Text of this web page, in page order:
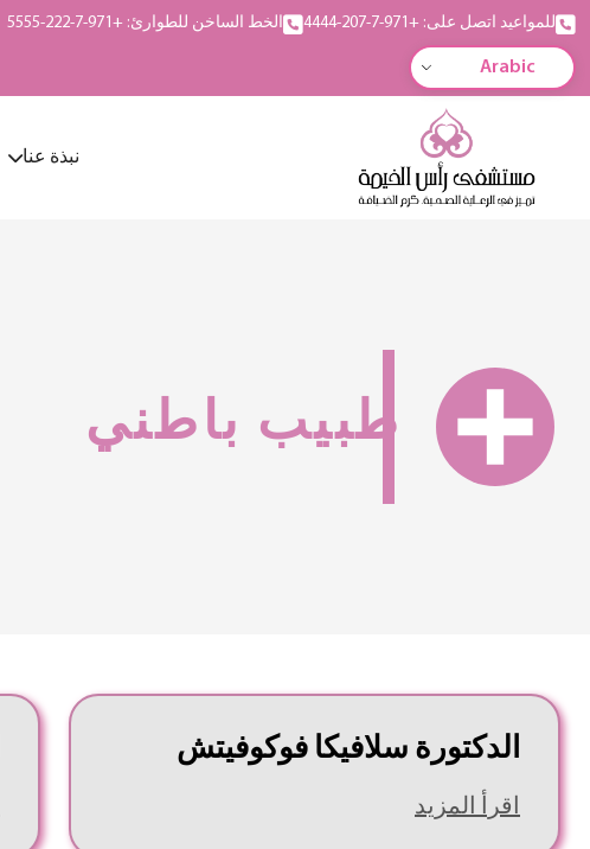
للمواعيد اتصل على: +971-7-207-4444 الخط الساخن للطوارئ: +971-7-222-5555
Arabic
نبذة عنا
طبيب باطني
الدكتورة سلافيكا فوكوفيتش
اقرأ المزيد